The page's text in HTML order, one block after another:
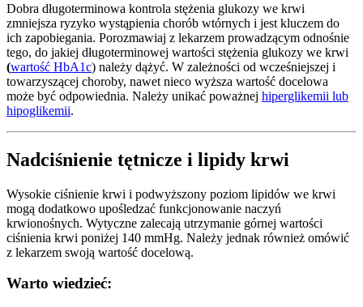
Dobra długoterminowa kontrola stężenia glukozy we krwi
zmniejsza ryzyko wystąpienia chorób wtórnych i jest kluczem do
ich zapobiegania. Porozmawiaj z lekarzem prowadzącym odnośnie
tego, do jakiej długoterminowej wartości stężenia glukozy we krwi
(wartość HbA1c) należy dążyć. W zależności od wcześniejszej i
towarzyszącej choroby, nawet nieco wyższa wartość docelowa
może być odpowiednia. Należy unikać poważnej hiperglikemii lub
hipoglikemii.
Nadciśnienie tętnicze i lipidy krwi
Wysokie ciśnienie krwi i podwyższony poziom lipidów we krwi
mogą dodatkowo upośledzać funkcjonowanie naczyń
krwionośnych. Wytyczne zalecają utrzymanie górnej wartości
ciśnienia krwi poniżej 140 mmHg. Należy jednak również omówić
z lekarzem swoją wartość docelową.
Warto wiedzieć: